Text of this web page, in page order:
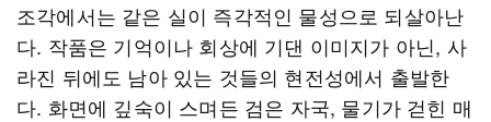
조각에서는 같은 실이 즉각적인 물성으로 되살아난
다. 작품은 기억이나 회상에 기댄 이미지가 아닌, 사
라진 뒤에도 남아 있는 것들의 현전성에서 출발한
다. 화면에 깊숙이 스며든 검은 자국, 물기가 걷힌 매